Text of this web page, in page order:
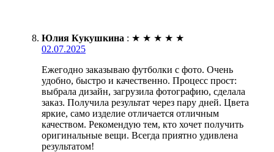
Юлия Кукушкина : ★ ★ ★ ★ ★
02.07.2025
Ежегодно заказываю футболки с фото. Очень
удобно, быстро и качественно. Процесс прост:
выбрала дизайн, загрузила фотографию, сделала
заказ. Получила результат через пару дней. Цвета
яркие, само изделие отличается отличным
качеством. Рекомендую тем, кто хочет получить
оригинальные вещи. Всегда приятно удивлена
результатом!